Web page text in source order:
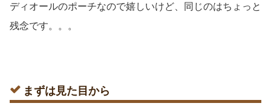
ディオールのポーチなので嬉しいけど、同じのはちょっと
残念です。。。
まずは見た目から